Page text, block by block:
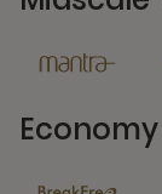
Economy